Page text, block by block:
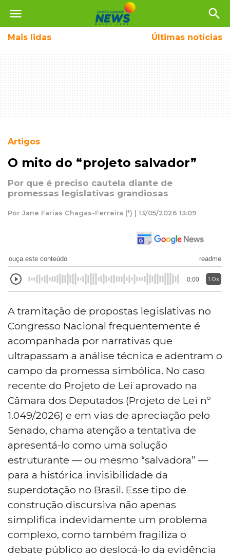
menu search
Mais lidas Últimas notícias
Artigos
O mito do “projeto salvador”
Por que é preciso cautela diante de
promessas legislativas grandiosas
Por Jane Farias Chagas-Ferreira (*) | 13/05/2026 13:09
ouça este conteúdo readme
0:00 1.0x
A tramitação de propostas legislativas no
Congresso Nacional frequentemente é
acompanhada por narrativas que
ultrapassam a análise técnica e adentram o
campo da promessa simbólica. No caso
recente do Projeto de Lei aprovado na
Câmara dos Deputados (Projeto de Lei nº
1.049/2026) e em vias de apreciação pelo
Senado, chama atenção a tentativa de
apresentá-lo como uma solução
estruturante — ou mesmo “salvadora” —
para a histórica invisibilidade da
superdotação no Brasil. Esse tipo de
construção discursiva não apenas
simplifica indevidamente um problema
complexo, como também fragiliza o
debate público ao deslocá-lo da evidência